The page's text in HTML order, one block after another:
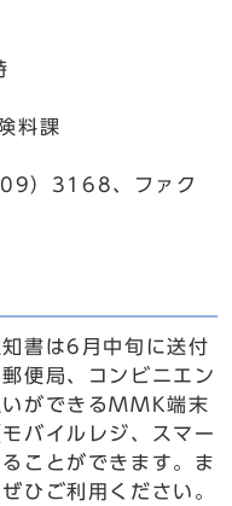
料課
）3168、ファク
書は6月中旬に送付
便局、コンビニエン
いができるMMK端末
バイルレジ、スマー
ことができます。ま
ひご利用ください。